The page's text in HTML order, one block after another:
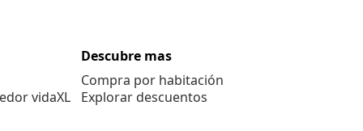
vidaXL
Descubre mas
Compra por habitación
Explorar descuentos